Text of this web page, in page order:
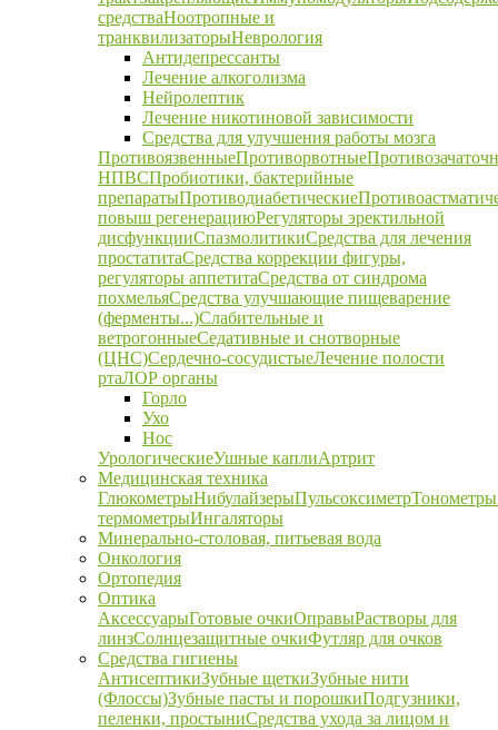
средстваНоотропные и
транквилизаторыНеврология
Антидепрессанты
Лечение алкоголизма
Нейролептик
Лечение никотиновой зависимости
Средства для улучшения работы мозга
ПротивоязвенныеПротиворвотные
НПВСПробиотики, бактерийные
препаратыПротиводиабетические
повыш регенерациюРегуляторы эректильной
дисфункцииСпазмолитикиСредства для лечения
простатитаСредства коррекции фигуры,
регуляторы аппетитаСредства от синдрома
похмельяСредства улучшающие пищеварение
(ферменты...)Слабительные и
ветрогонныеСедативные и снотворные
(ЦНС)Сердечно-сосудистыеЛечение полости
ртаЛОР органы
Горло
Ухо
Нос
УрологическиеУшные каплиАртрит
Медицинская техника
ГлюкометрыНибулайзерыПульсоксиметрТонометры
термометрыИнгаляторы
Минерально-столовая, питьевая вода
Онкология
Ортопедия
Оптика
АксессуарыГотовые очкиОправыРастворы для
линзСолнцезащитные очкиФутляр для очков
Средства гигиены
АнтисептикиЗубные щеткиЗубные нити
(Флоссы)Зубные пасты и порошкиПодгузники,
пеленки, простыниСредства ухода за лицом и